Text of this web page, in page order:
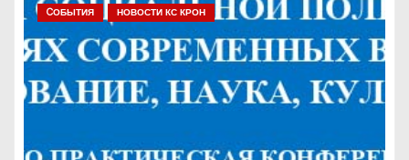
CОБЫТИЯ НОВОСТИ КС КРОН